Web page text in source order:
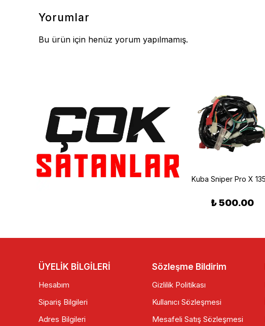
Yorumlar
Bu ürün için henüz yorum yapılmamış.
CDI BEYİN CG-AGK-BRETON-KUBA VİTESLİ MODEL(RMG) RKS Blazer Marş Kolu
₺ 500.00
ÜYELİK BİLGİLERİ
Hesabım
Sipariş Bilgileri
Adres Bilgileri
Sözleşme Bildirim
Gizlilik Politikası
Kullanıcı Sözleşmesi
Mesafeli Satış Sözleşmesi